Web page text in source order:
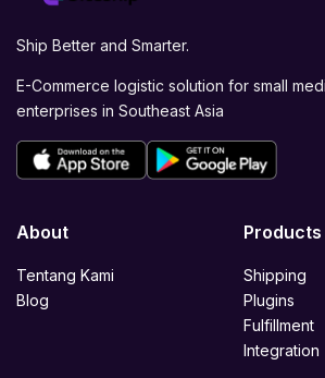
Ship Better and Smarter.
E-Commerce logistic solution for small
enterprises in Southeast Asia
About
Tentang Kami
Blog
Products
Shipping
Plugins
Fulfillment
Integration